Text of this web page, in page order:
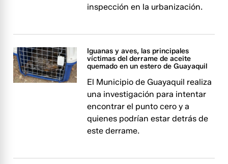
inspección en la urbanización.
Iguanas y aves, las principales
víctimas del derrame de aceite
quemado en un estero de Guayaquil
El Municipio de Guayaquil realiza
una investigación para intentar
encontrar el punto cero y a
quienes podrían estar detrás de
este derrame.